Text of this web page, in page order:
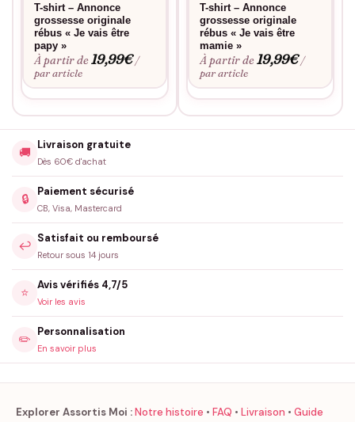
T-shirt – Annonce
grossesse originale
rébus « Je vais être
papy »
À partir de19,99€ /
par article
T-shirt – Annonce
grossesse originale
rébus « Je vais être
mamie »
À partir de19,99€ /
par article
🚚
Livraison gratuite
Dès 60€ d'achat
🔒
Paiement sécurisé
CB, Visa, Mastercard
↩️
Satisfait ou remboursé
Retour sous 14 jours
⭐
Avis vérifiés 4,7/5
Voir les avis
✏️
Personnalisation
En savoir plus
Explorer Assortis Moi :Notre histoire • FAQ • Livraison • Guide